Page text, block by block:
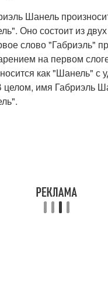
Шанель
Оно состоит из
слово "Габриэль"
на первом
как "Шанель" с
имя Габриэль